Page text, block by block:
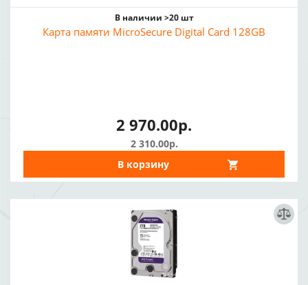
В наличии >20 шт
Карта памяти MicroSecure Digital Card 128GB
2 970.00р.
2 310.00р.
В корзину